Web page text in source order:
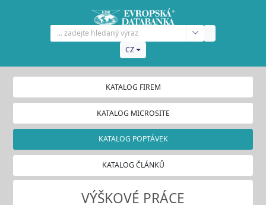
CZ
KATALOG FIREM
KATALOG MICROSITE
KATALOG POPTÁVEK
KATALOG ČLÁNKŮ
VÝŠKOVÉ PRÁCE